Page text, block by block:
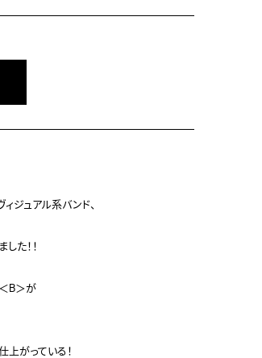
ジュアル系バンド、
た！！
B＞が
上がっている！